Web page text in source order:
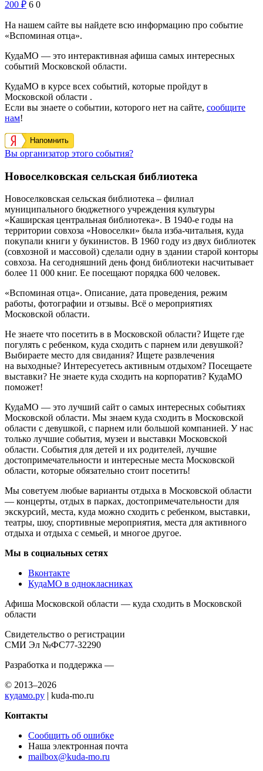
200 ₽ 6 0
На нашем сайте вы найдете всю информацию про событие
«Вспоминая отца».
КудаМО — это интерактивная афиша самых интересных
событий Московской области.
КудаМО в курсе всех событий, которые пройдут в
Московской области .
Если вы знаете о событии, которого нет на сайте, сообщите
нам!
Напомнить
Вы организатор этого события?
Новоселковская сельская библиотека
Новоселковская сельская библиотека – филиал
муниципального бюджетного учреждения культуры
«Каширская центральная библиотека». В 1940-е годы на
территории совхоза «Новоселки» была изба-читальня, куда
покупали книги у букинистов. В 1960 году из двух библиотек
(совхозной и массовой) сделали одну в здании старой конторы
совхоза. На сегодняшний день фонд библиотеки насчитывает
более 11 000 книг. Ее посещают порядка 600 человек.
«Вспоминая отца». Описание, дата проведения, режим
работы, фотографии и отзывы. Всё о мероприятиях
Московской области.
Не знаете что посетить в в Московской области? Ищете где
погулять с ребенком, куда сходить с парнем или девушкой?
Выбираете место для свидания? Ищете развлечения
на выходные? Интересуетесь активным отдыхом? Посещаете
выставки? Не знаете куда сходить на корпоратив? КудаМО
поможет!
КудаМО — это лучший сайт о самых интересных событиях
Московской области. Мы знаем куда сходить в Московской
области с девушкой, с парнем или большой компанией. У нас
только лучшие события, музеи и выставки Московской
области. События для детей и их родителей, лучшие
достопримечательности и интересные места Московской
области, которые обязательно стоит посетить!
Мы советуем любые варианты отдыха в Московской области
— концерты, отдых в парках, достопримечательности для
экскурсий, места, куда можно сходить с ребенком, выставки,
театры, шоу, спортивные мероприятия, места для активного
отдыха и отдыха с семьей, и многое другое.
Мы в социальных сетях
Вконтакте
КудаМО в однокласниках
Афиша Московской области — куда сходить в Московской
области
Свидетельство о регистрации
СМИ Эл №ФС77-32290
Разработка и поддержка —
© 2013–2026
кудамо.ру | kuda-mo.ru
Контакты
Сообщить об ошибке
Наша электронная почта
mailbox@kuda-mo.ru